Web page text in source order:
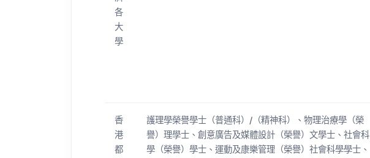
各
大
學
香
港
都
護理學榮譽學士（普通科）/（精神科）、物理治療學（榮
譽）理學士、創意廣告及媒體設計（榮譽）文學士、社會科
學（榮譽）學士、運動及康樂管理（榮譽）社會科學學士、